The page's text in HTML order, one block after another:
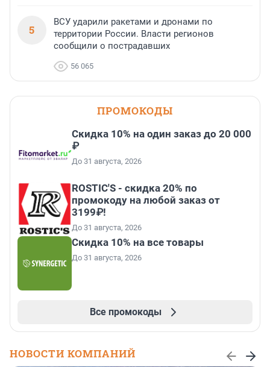
5
ВСУ ударили ракетами и дронами по
территории России. Власти регионов
сообщили о пострадавших
56 065
ПРОМОКОДЫ
Скидка 10% на один заказ до 20 000
₽
До 31 августа, 2026
ROSTIC'S - скидка 20% по
промокоду на любой заказ от
3199₽!
До 31 августа, 2026
Скидка 10% на все товары
До 31 августа, 2026
Все промокоды
НОВОСТИ КОМПАНИЙ